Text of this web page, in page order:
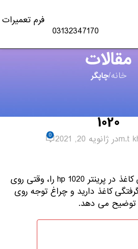
03132347170
فرم تعمیرات
مقالات
خانه/چاپگر
1020
m.tدر ژانویه 20, 2021 0
این فیلم نحوه گیر کردن کاغذ در پرینتر hp 1020 را، وقتی روی
کاغذ دارید و چراغ توجه روی
می دهد.